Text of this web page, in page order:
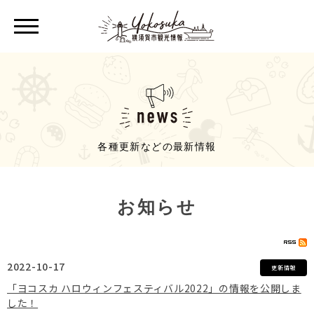
各種更新などの最新情報
お知らせ
2022-10-17 更新情報
「ヨコスカ ハロウィンフェスティバル2022」の情報を公開しま
した！